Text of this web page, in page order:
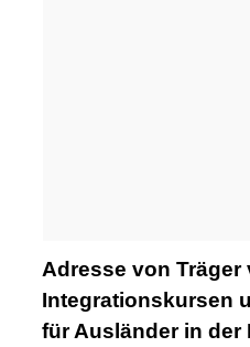
Adresse von Träger
Integrationskursen
für Ausländer in der